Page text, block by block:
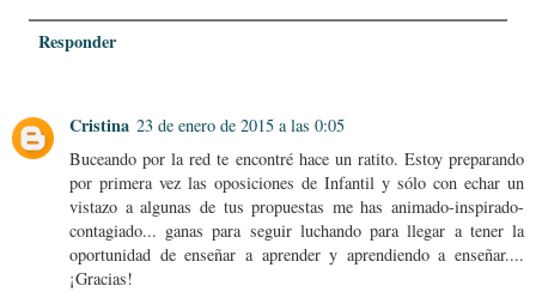
Responder
Cristina 23 de enero de 2015 a las 0:05
Buceando por la red te encontré hace un ratito. Estoy preparando
por primera vez las oposiciones de Infantil y sólo con echar un
vistazo a algunas de tus propuestas me has animado-inspirado-
contagiado... ganas para seguir luchando para llegar a tener la
oportunidad de enseñar a aprender y aprendiendo a enseñar....
¡Gracias!